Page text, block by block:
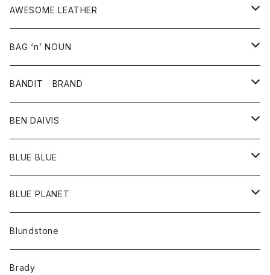
アクセサリー
その他雑貨
シャツ
ボトム
スカート
パンツ
グッズ
靴
バッグ
靴
シャツ
AWESOME LEATHER
アウター
革ジャケット
BAG ‘n’ NOUN
アクセサリー
バッグ
ポーチ
BANDIT BRAND
トップス
Ｔシャツ
BEN DAIVIS
ポトム
パンツ
BLUE BLUE
アウター
カーディガン
コート
アクセサリー
バッグ
キッズ
BLUE PLANET
サングラス
Blundstone
Brady